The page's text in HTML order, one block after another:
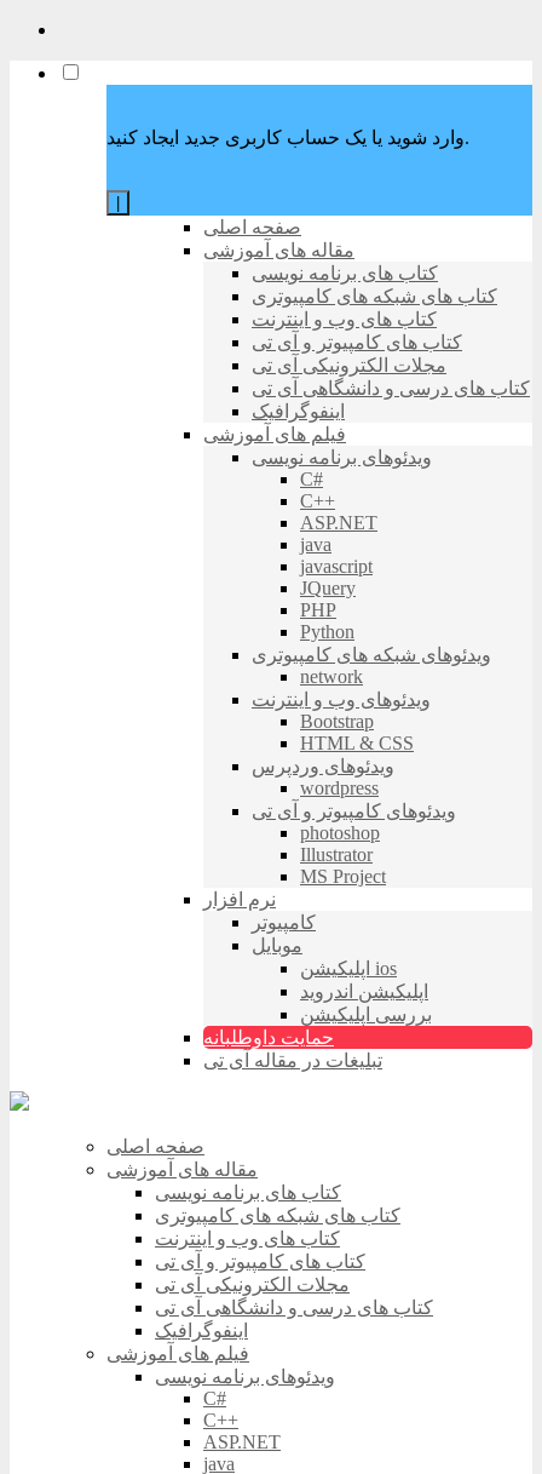
وارد شوید یا یک حساب کاربری جدید ایجاد کنید.
صفحه اصلی
مقاله های آموزشی
کتاب های برنامه نویسی
کتاب های شبکه های کامپیوتری
کتاب های وب و اینترنت
کتاب های کامپیوتر و آی تی
مجلات الکترونیکی آی تی
کتاب های درسی و دانشگاهی آی تی
اینفوگرافیک
فیلم های آموزشی
ویدئوهای برنامه نویسی
C#
C++
ASP.NET
java
javascript
JQuery
PHP
Python
ویدئوهای شبکه های کامپیوتری
network
ویدئوهای وب و اینترنت
Bootstrap
HTML & CSS
ویدئوهای وردپرس
wordpress
ویدئوهای کامپیوتر و آی تی
photoshop
Illustrator
MS Project
نرم افزار
کامپیوتر
موبایل
اپلیکیشن ios
اپلیکیشن اندروید
بررسی اپلیکیشن
حمایت داوطلبانه
تبلیغات در مقاله آی تی
صفحه اصلی
مقاله های آموزشی
کتاب های برنامه نویسی
کتاب های شبکه های کامپیوتری
کتاب های وب و اینترنت
کتاب های کامپیوتر و آی تی
مجلات الکترونیکی آی تی
کتاب های درسی و دانشگاهی آی تی
اینفوگرافیک
فیلم های آموزشی
ویدئوهای برنامه نویسی
C#
C++
ASP.NET
java